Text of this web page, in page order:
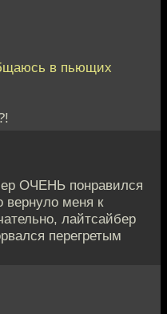
в пьющих
ОЧЕНЬ понравился
вернуло меня к
лайтсайбер
перегретым